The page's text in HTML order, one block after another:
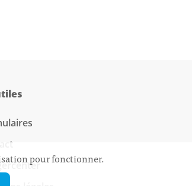
pour fonctionner.